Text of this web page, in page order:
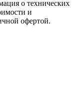
о технических
и
офертой.